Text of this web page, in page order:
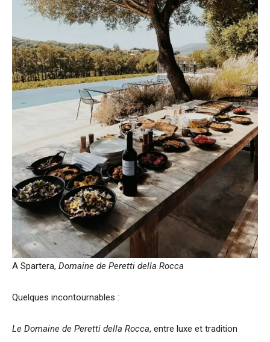
A Spartera, Domaine de Peretti della Rocca
Quelques incontournables :
Le Domaine de Peretti della Rocca, entre luxe et tradition